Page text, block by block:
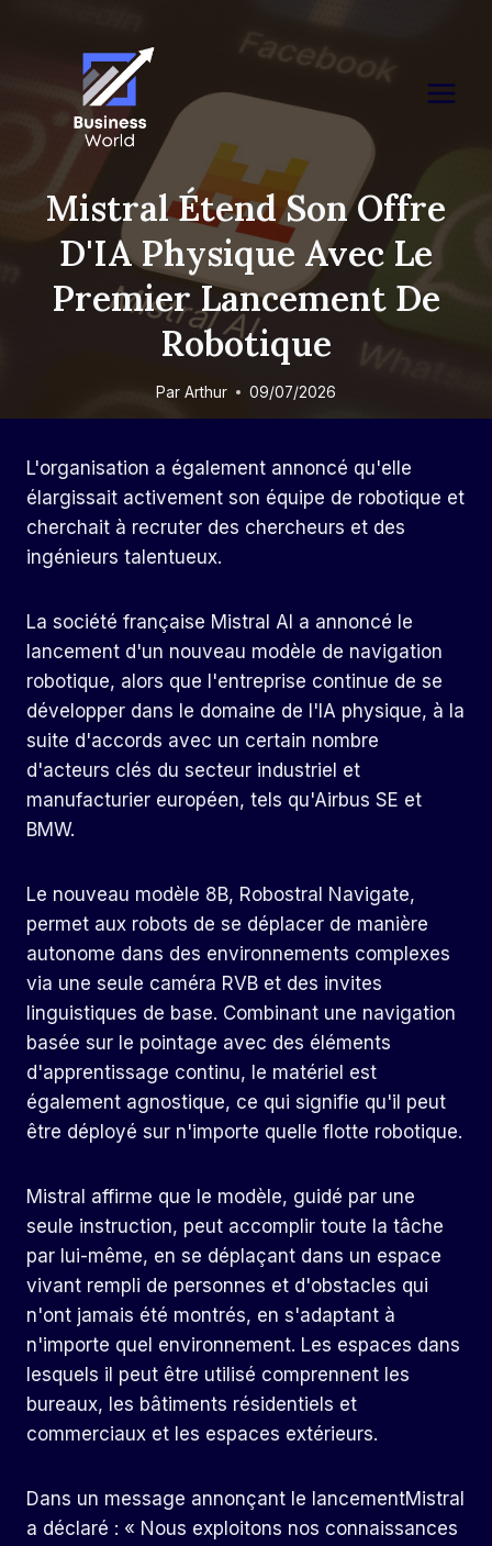
Mistral Étend Son Offre
D'IA Physique Avec Le
Premier Lancement De
Robotique
Par Arthur 09/07/2026
L'organisation a également annoncé qu'elle
élargissait activement son équipe de robotique et
cherchait à recruter des chercheurs et des
ingénieurs talentueux.
La société française Mistral AI a annoncé le
lancement d'un nouveau modèle de navigation
robotique, alors que l'entreprise continue de se
développer dans le domaine de l'IA physique, à la
suite d'accords avec un certain nombre
d'acteurs clés du secteur industriel et
manufacturier européen, tels qu'Airbus SE et
BMW.
Le nouveau modèle 8B, Robostral Navigate,
permet aux robots de se déplacer de manière
autonome dans des environnements complexes
via une seule caméra RVB et des invites
linguistiques de base. Combinant une navigation
basée sur le pointage avec des éléments
d'apprentissage continu, le matériel est
également agnostique, ce qui signifie qu'il peut
être déployé sur n'importe quelle flotte robotique.
Mistral affirme que le modèle, guidé par une
seule instruction, peut accomplir toute la tâche
par lui-même, en se déplaçant dans un espace
vivant rempli de personnes et d'obstacles qui
n'ont jamais été montrés, en s'adaptant à
n'importe quel environnement. Les espaces dans
lesquels il peut être utilisé comprennent les
bureaux, les bâtiments résidentiels et
commerciaux et les espaces extérieurs.
Dans un message annonçant le lancementMistral
a déclaré : « Nous exploitons nos connaissances